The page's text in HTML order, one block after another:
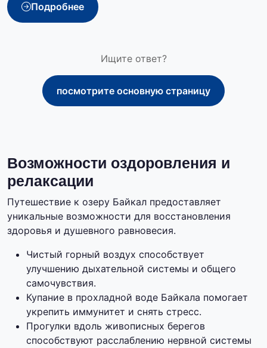
Подробнее
Ищите ответ?
посмотрите основную страницу
Возможности оздоровления и
релаксации
Путешествие к озеру Байкал предоставляет
уникальные возможности для восстановления
здоровья и душевного равновесия.
Чистый горный воздух способствует
улучшению дыхательной системы и общего
самочувствия.
Купание в прохладной воде Байкала помогает
укрепить иммунитет и снять стресс.
Прогулки вдоль живописных берегов
способствуют расслаблению нервной системы